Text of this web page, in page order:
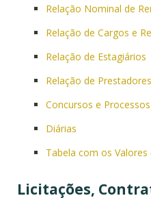
Relação Nominal de
Relação de Cargos e
Relação de Estagiários
Relação de
Concursos e
Diárias
Tabela com os Valores
Licitações,